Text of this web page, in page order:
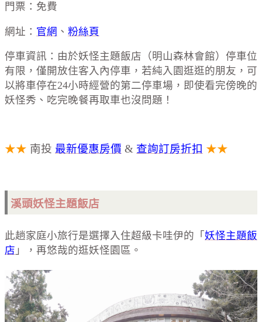
門票：免費
網址： 官網 、 粉絲頁
停車資訊：由於妖怪主題飯店（明山森林會館）停車位
有限，僅開放住客入內停車，若純入園逛逛的朋友，可
以將車停在24小時經營的第二停車場，即使看完傍晚的
妖怪秀、吃完晚餐再取車也沒問題！
★★ 南投 最新優惠房價 & 查詢訂房折扣 ★★
溪頭妖怪主題飯店
此趟家庭小旅行是選擇入住超級卡哇伊的「妖怪主題飯
店 」，再悠哉的逛妖怪園區。